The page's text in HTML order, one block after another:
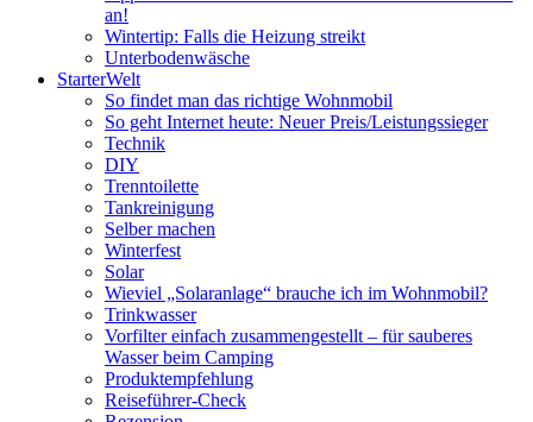
an!
Wintertip: Falls die Heizung streikt
Unterbodenwäsche
StarterWelt
So findet man das richtige Wohnmobil
So geht Internet heute: Neuer Preis/Leistungssieger
Technik
DIY
Trenntoilette
Tankreinigung
Selber machen
Winterfest
Solar
Wieviel „Solaranlage“ brauche ich im Wohnmobil?
Trinkwasser
Vorfilter einfach zusammengestellt – für sauberes
Wasser beim Camping
Produktempfehlung
Reiseführer-Check